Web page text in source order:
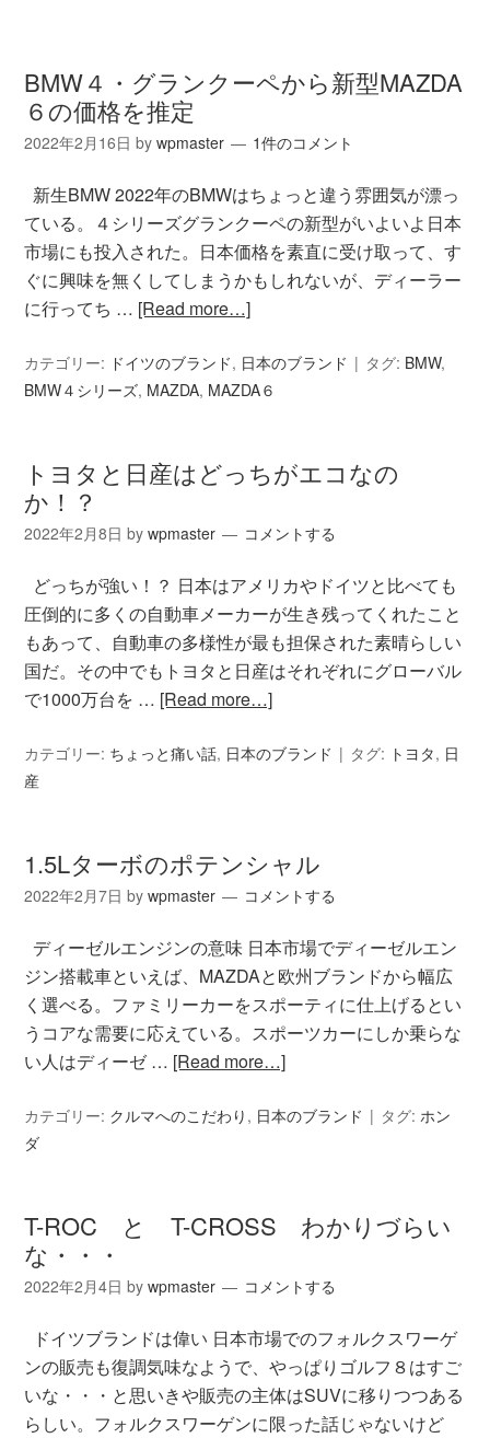
BMW４・グランクーペから新型MAZDA
６の価格を推定
2022年2月16日 bywpmaster 1件のコメント
新生BMW 2022年のBMWはちょっと違う雰囲気が漂っ
ている。４シリーズグランクーペの新型がいよいよ日本
市場にも投入された。日本価格を素直に受け取って、す
ぐに興味を無くしてしまうかもしれないが、ディーラー
に行ってち … [Read more…]
カテゴリー: ドイツのブランド, 日本のブランド タグ: BMW,
BMW４シリーズ, MAZDA, MAZDA６
トヨタと日産はどっちがエコなの
か！？
2022年2月8日 bywpmaster コメントする
どっちが強い！？ 日本はアメリカやドイツと比べても
圧倒的に多くの自動車メーカーが生き残ってくれたこと
もあって、自動車の多様性が最も担保された素晴らしい
国だ。その中でもトヨタと日産はそれぞれにグローバル
で1000万台を … [Read more…]
カテゴリー: ちょっと痛い話, 日本のブランド タグ: トヨタ, 日
産
1.5Lターボのポテンシャル
2022年2月7日 bywpmaster コメントする
ディーゼルエンジンの意味 日本市場でディーゼルエン
ジン搭載車といえば、MAZDAと欧州ブランドから幅広
く選べる。ファミリーカーをスポーティに仕上げるとい
うコアな需要に応えている。スポーツカーにしか乗らな
い人はディーゼ … [Read more…]
カテゴリー: クルマへのこだわり , 日本のブランド タグ:ホン
ダ
T-ROC と T-CROSS わかりづらい
な・・・
2022年2月4日 bywpmaster コメントする
ドイツブランドは偉い 日本市場でのフォルクスワーゲ
ンの販売も復調気味なようで、やっぱりゴルフ８はすご
いな・・・と思いきや販売の主体はSUVに移りつつある
らしい。フォルクスワーゲンに限った話じゃないけど